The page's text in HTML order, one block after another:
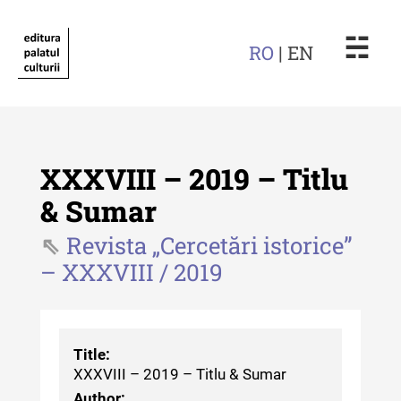
RO | EN ☵
Revista "Cercetări istorice"
Revista "Cercetări istorice" - XLIV
- 2024
Revista "Cercetări istorice" - XLII -
XXXVIII – 2019 – Titlu
& Sumar
Revista „Cercetări istorice”
– XXXVIII / 2019
Title:
XXXVIII – 2019 – Titlu & Sumar